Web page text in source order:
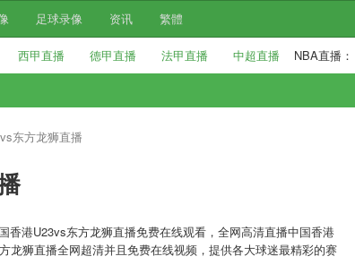
足球录像 资讯 繁體
西甲直播 德甲直播 法甲直播 中超直播 NBA直播：
东方龙狮直播
香港U23vs东方龙狮直播免费在线观看，全网高清直播中国香港
龙狮直播全网超清并且免费在线视频，提供各大球迷最精彩的赛